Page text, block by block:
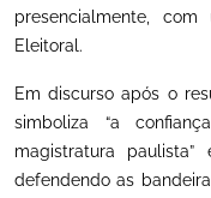
presencialmente,
Eleitoral.
Em discurso após o
simboliza “a
magistratura
defendendo as